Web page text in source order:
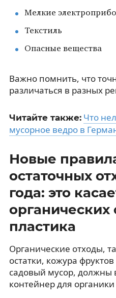
Мелкие
Текстиль
Опасные вещества
Важно помнить, что
различаться в разных
Читайте также: Что
мусорное ведро в
Новые
остаточных
года: это
органических
пластика
Органические отходы,
остатки, кожура
садовый мусор, должны
контейнер для